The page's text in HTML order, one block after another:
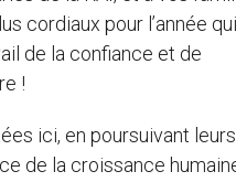
cordiaux pour l’année
de la confiance et de
!
ici, en poursuivant leurs
de la croissance